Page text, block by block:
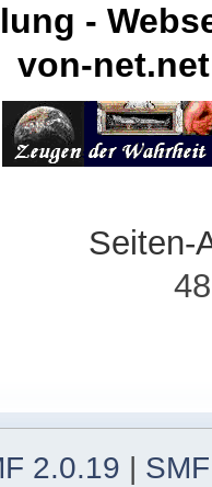
-
von-net.net
Seiten-
2.0.19